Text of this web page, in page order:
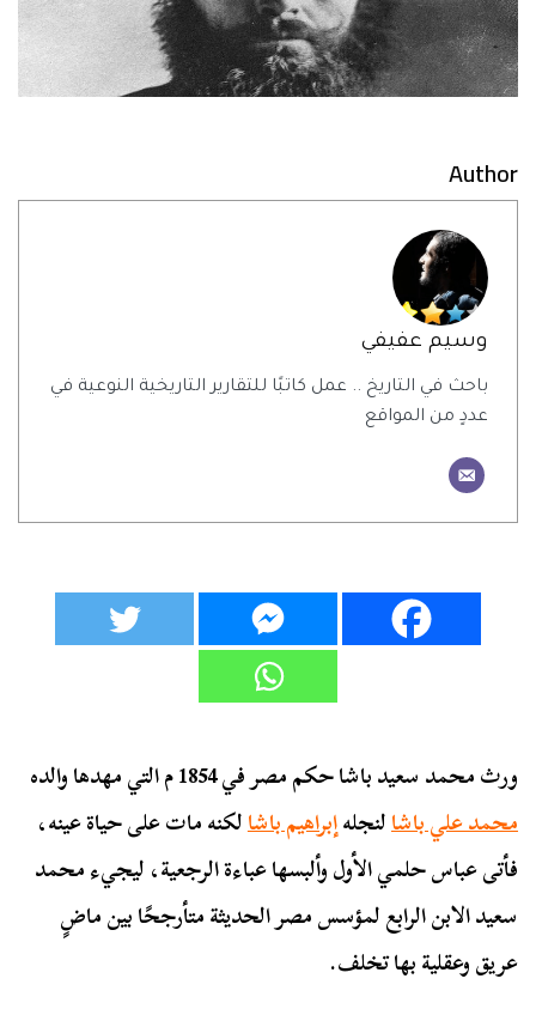
Author
وسيم عفيفي
باحث في التاريخ .. عمل كاتبًا للتقارير التاريخية النوعية في
عددٍ من المواقع
ورث محمد سعيد باشا حكم مصر في 1854 م التي مهدها والده
محمد علي باشالنجلهإبراهيم باشالكنه مات على حياة عينه،
فأتى عباس حلمي الأول وألبسها عباءة الرجعية، ليجيء محمد
سعيد الابن الرابع لمؤسس مصر الحديثة متأرجحًا بين ماضٍ
عريق وعقلية بها تخلف.